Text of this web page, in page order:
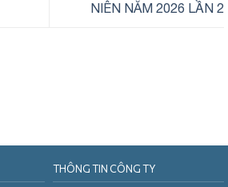
NIÊN NĂM 2026 LẦN 2
THÔNG TIN CÔNG TY